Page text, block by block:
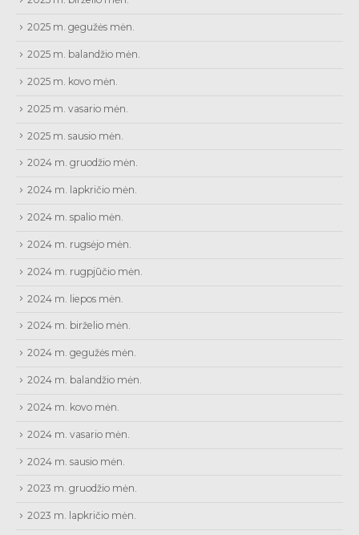
2025 m. gegužės mėn.
2025 m. balandžio mėn.
2025 m. kovo mėn.
2025 m. vasario mėn.
2025 m. sausio mėn.
2024 m. gruodžio mėn.
2024 m. lapkričio mėn.
2024 m. spalio mėn.
2024 m. rugsėjo mėn.
2024 m. rugpjūčio mėn.
2024 m. liepos mėn.
2024 m. birželio mėn.
2024 m. gegužės mėn.
2024 m. balandžio mėn.
2024 m. kovo mėn.
2024 m. vasario mėn.
2024 m. sausio mėn.
2023 m. gruodžio mėn.
2023 m. lapkričio mėn.